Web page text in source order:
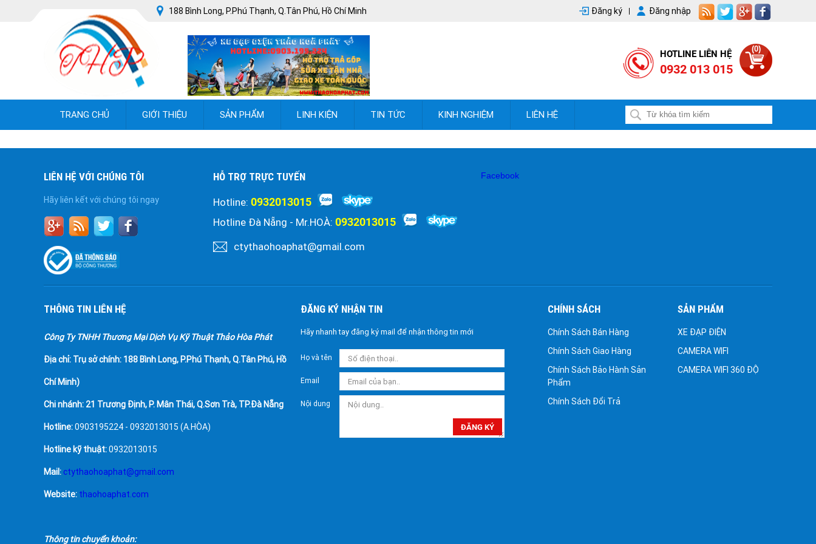
188 Bình Long, P.Phú Thạnh, Q.Tân Phú, Hồ Chí Minh Đăng ký Đăng nhập
HOTLINE LIÊN HỆ
0932 013 015
(0)
TRANG CHỦ GIỚI THIỆU SẢN PHẨM LINH KIỆN TIN TỨC KINH NGHIỆM LIÊN HỆ
LIÊN HỆ VỚI CHÚNG TÔI
Hãy liên kết với chúng tôi ngay
HỖ TRỢ TRỰC TUYẾN
Hotline: 0932013015
Hotline Đà Nẵng - Mr.HOÀ: 0932013015
ctythaohoaphat@gmail.com
Facebook
THÔNG TIN LIÊN HỆ
Công Ty TNHH Thương Mại Dịch Vụ Kỹ Thuật Thảo Hòa Phát
Địa chỉ: Trụ sở chính: 188 Bình Long, P.Phú Thạnh, Q.Tân Phú, Hồ
Chí Minh)
Chi nhánh: 21 Trương Định, P. Mân Thái, Q.Sơn Trà, TP.Đà Nẵng
Hotline:0903195224 - 0932013015 (A.HÒA)
Hotline kỹ thuật:0932013015
Mail: ctythaohoaphat@gmail.com
Website: thaohoaphat.com
Thông tin chuyển khoản:
ĐĂNG KÝ NHẬN TIN
Hãy nhanh tay đăng ký mail để nhận thông tin mới
Họ và tên
Email
Nội dung
ĐĂNG KÝ
CHÍNH SÁCH
Chính Sách Bán Hàng
Chính Sách Giao Hàng
Chính Sách Bảo Hành Sản
Phẩm
Chính Sách Đổi Trả
SẢN PHẨM
XE ĐẠP ĐIỆN
CAMERA WIFI
CAMERA WIFI 360 ĐỘ